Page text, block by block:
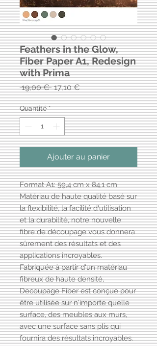
Feathers in the Glow,
Fiber Paper A1, Redesign
with Prima
19,00 € Prix
original
17,10 €Prix
promotionnel
Quantité *
Ajouter au panier
Format A1: 59,4 cm x 84,1 cm
Matériau de haute qualité basé sur
la flexibilité, la facilité d'utilisation
et la durabilité, notre nouvelle
fibre de découpage vous donnera
sûrement des résultats et des
applications incroyables.
Fabriquée à partir d'un matériau
fibreux de haute densité,
Decoupage Fiber est conçue pour
être utilisée sur n'importe quelle
surface, des meubles aux murs,
avec une surface sans plis qui
fournira des résultats incroyables.